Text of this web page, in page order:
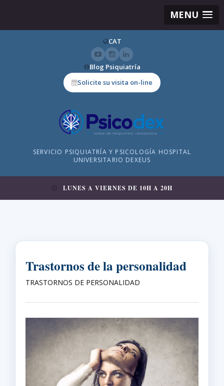
MENU
CAT
Blog Psiquiatría
Solicite su visita on-line
SERVICIO PSIQUIATRÍA Y PSICOLOGÍA HOSPITAL
UNIVERSITARIO DEXEUS
LUNES A VIERNES DE 10H A 20H
Trastornos de la personalidad
TRASTORNOS DE PERSONALIDAD